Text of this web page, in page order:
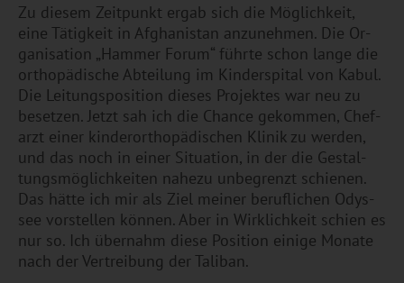
Zu die­sem Zeit­punkt ergab sich die Mög­lich­keit,
eine Tä­tig­keit in Af­gha­ni­stan an­zu­neh­men. Die Or­
ga­ni­sa­ti­on „Ham­mer Forum“ führ­te schon lange die
or­tho­pä­di­sche Ab­tei­lung im Kin­der­spi­tal von Kabul.
Die Lei­tungs­po­si­ti­on die­ses Pro­jek­tes war neu zu
be­set­zen. Jetzt sah ich die Chan­ce ge­kom­men, Chef­
arzt einer kin­der­or­tho­pä­di­schen Kli­nik zu wer­den,
und das noch in einer Si­tua­ti­on, in der die Ge­stal­
tungs­mög­lich­kei­ten na­he­zu un­be­grenzt schie­nen.
Das hätte ich mir als Ziel mei­ner be­ruf­li­chen Odys­
see vor­stel­len kön­nen. Aber in Wirk­lich­keit schien es
nur so. Ich über­nahm diese Po­si­ti­on ei­ni­ge Mo­na­te
nach der Ver­trei­bung der Ta­li­ban.